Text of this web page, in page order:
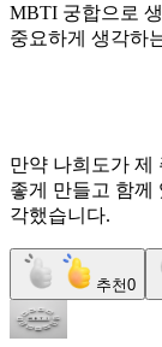
MBTI 궁합으로
중요하게 생각하
만약 나희도가 제
좋게 만들고 함께
각했습니다.
추천0